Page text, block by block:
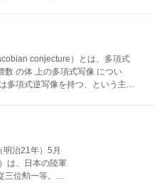
してください。
た場合、半保
目では最近の災
の状況は急速に
情報は不確実な
聞ではないこと
い、加筆して
はノートが有
加筆および
conjecture）とは、多項式
数 の体 上の多項式写像 につい
多項式逆写像を持つ、という主張
ヒ・ケラー（英語版）が整数係数
た。のちにシュリーラム・アビ
体は初等的な多変数微分積分学
代数幾何学を要する問題の例と
ビアン予想には長年にわたり多数
治21年）5月
は、日本の陸軍
三位勲一等。茨